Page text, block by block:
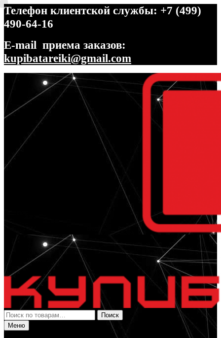
Телефон клиентской службы: +7 (499)
490-64-16
E-mail приема заказов:
kupibatareiki@gmail.com
Перейти
навигации
Перейти
содержимому
Искать:
Поиск
Меню